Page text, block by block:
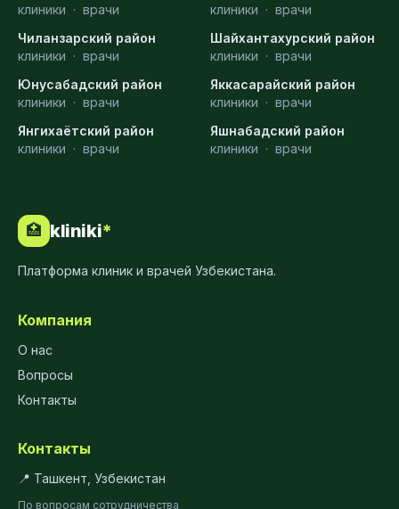
клиники · врачи
клиники · врачи
Чиланзарский район
клиники · врачи
Шайхантахурский район
клиники · врачи
Юнусабадский район
клиники · врачи
Яккасарайский район
клиники · врачи
Янгихаётский район
клиники · врачи
Яшнабадский район
клиники · врачи
🏥 kliniki*
Платформа клиник и врачей Узбекистана.
Компания
О нас
Вопросы
Контакты
Контакты
📍 Ташкент, Узбекистан
По вопросам сотрудничества